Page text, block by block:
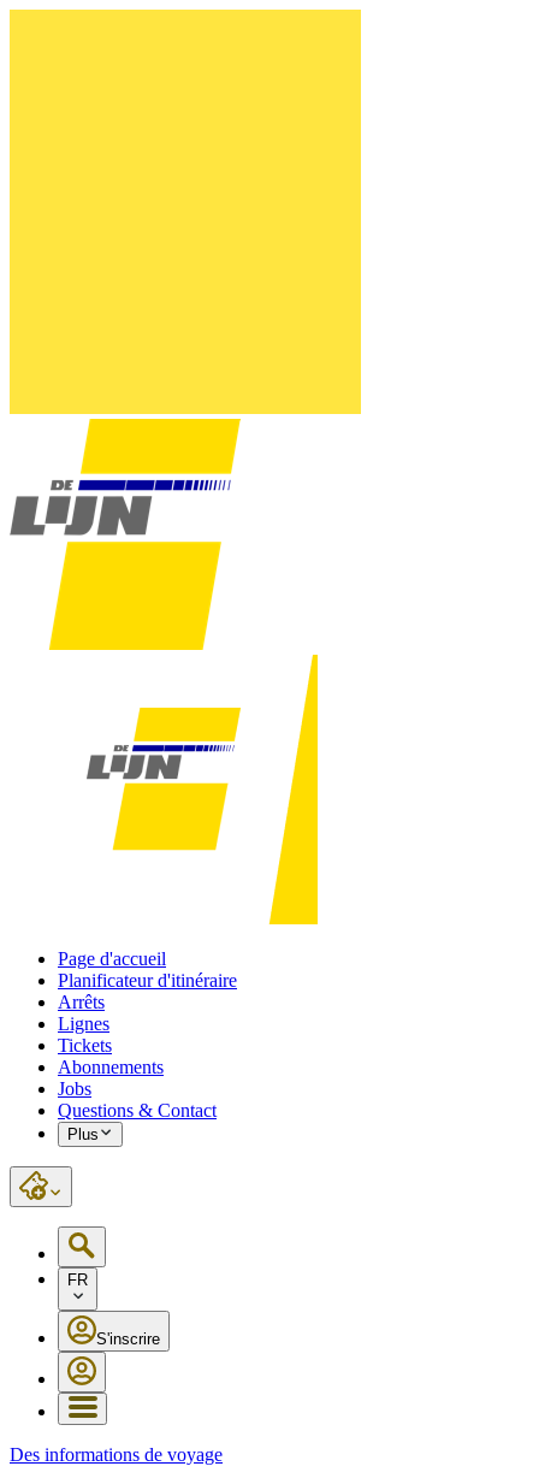
Page d'accueil
Planificateur d'itinéraire
Arrêts
Lignes
Tickets
Abonnements
Jobs
Questions & Contact
Plus
FR
S'inscrire
Des informations de voyage